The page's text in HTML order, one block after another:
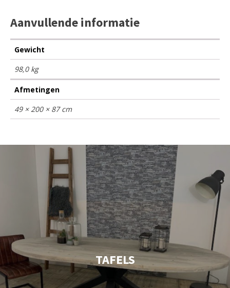
Aanvullende informatie
Gewicht
98,0 kg
Afmetingen
49 × 200 × 87 cm
TAFELS